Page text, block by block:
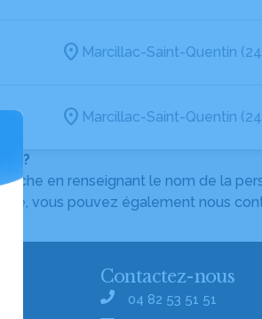
Marcillac-Saint-Quentin
Marcillac-Saint-Quentin
?
en renseignant le nom de la
vous pouvez également nous
Contactez-nous
04 82 53 51 51